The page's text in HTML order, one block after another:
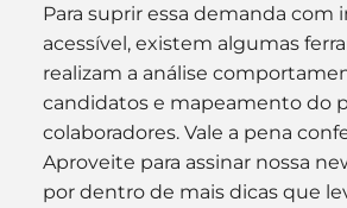
Para suprir essa demanda
acessível, existem algumas
realizam a análise
candidatos e mapeamento do
colaboradores. Vale a pena
Aproveite para assinar nossa
por dentro de mais dicas que